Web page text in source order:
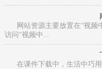
网站资源主要放置在“视频
访问“视频中...
在课件下载中，生活中巧用